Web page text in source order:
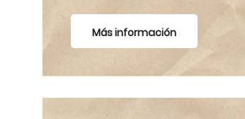
Más información